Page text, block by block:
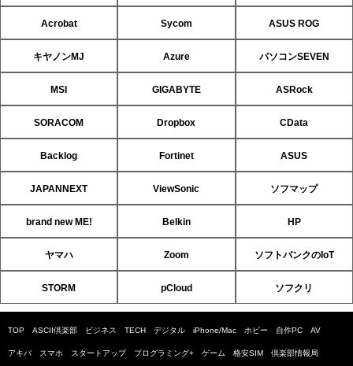
Acrobat Sycom ASUS ROG
キヤノンMJ Azure パソコンSEVEN
MSI GIGABYTE ASRock
SORACOM Dropbox CData
Backlog Fortinet ASUS
JAPANNEXT ViewSonic ソフマップ
brand new ME! Belkin HP
ヤマハ Zoom ソフトバンクのIoT
STORM pCloud ソフクリ
TOP ASCII倶楽部 ビジネス TECH デジタル iPhone/Mac ホビー 自作PC AV
アキバ スマホ スタートアップ プログラミング+ ゲーム 格安SIM 倶楽部情報局